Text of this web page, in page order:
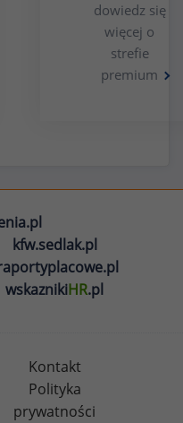
dowiedz się
więcej o
strefie
premium
kfw.sedlak.pl
wskaznikiHR.pl
Kontakt
Polityka
prywatności